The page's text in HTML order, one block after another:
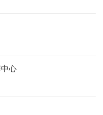
心